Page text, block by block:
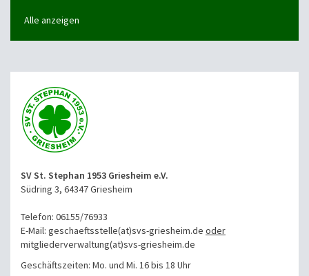
Alle anzeigen
SV St. Stephan 1953 Griesheim e.V.
Südring 3, 64347 Griesheim
Telefon: 06155/76933
E-Mail: geschaeftsstelle(at)svs-griesheim.de oder
mitgliederverwaltung(at)svs-griesheim.de
Geschäftszeiten: Mo. und Mi. 16 bis 18 Uhr